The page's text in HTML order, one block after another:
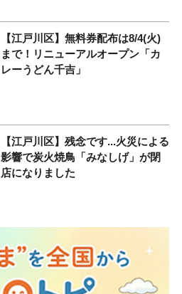
【江戸川区】無料券配布は8/4(火)
まで！リニューアルオープン「カ
レーうどん千吉」
【江戸川区】残念です...火災による
影響で炭火焼鳥「みなしげ」が閉
店になりました